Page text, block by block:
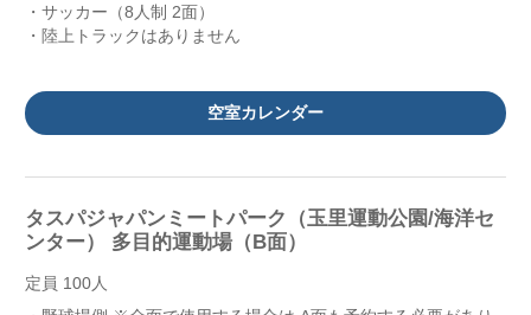
・サッカー（8人制 2面）
・陸上トラックはありません
空室カレンダー
タスパジャパンミートパーク（玉里運動公園/海洋セ
ンター） 多目的運動場（B面）
定員 100人